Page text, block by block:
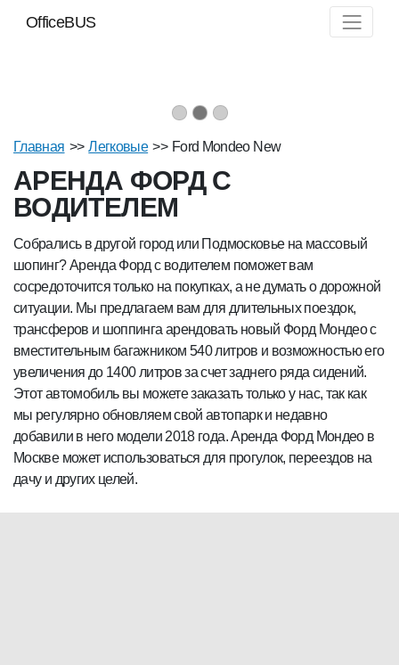
OfficeBUS
Главная >> Легковые >> Ford Mondeo New
АРЕНДА ФОРД С
ВОДИТЕЛЕМ
Собрались в другой город или Подмосковье на массовый
шопинг? Аренда Форд с водителем поможет вам
сосредоточится только на покупках, а не думать о дорожной
ситуации. Мы предлагаем вам для длительных поездок,
трансферов и шоппинга арендовать новый Форд Мондео с
вместительным багажником 540 литров и возможностью его
увеличения до 1400 литров за счет заднего ряда сидений.
Этот автомобиль вы можете заказать только у нас, так как
мы регулярно обновляем свой автопарк и недавно
добавили в него модели 2018 года. Аренда Форд Мондео в
Москве может использоваться для прогулок, переездов на
дачу и других целей.